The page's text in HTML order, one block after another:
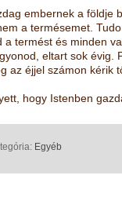
embernek a földje
a termésemet.
termést és minden
eltart sok évig.
az éjjel számon kérik
hogy Istenben
Egyéb